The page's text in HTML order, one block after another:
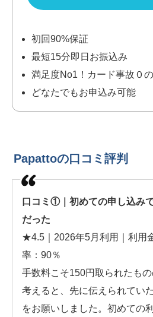
初回90%保証
最短15分即日お振込み
満足度No1！カード事故０
どなたでもお申込み可能
Papattoの口コミ評判
口コミ①｜初めての申し込み
だった
★4.5｜2026年5月利用｜利用
率：90％
手数料こそ150円取られたも
考えると、先に伝えられてい
をお願いしました。初めての